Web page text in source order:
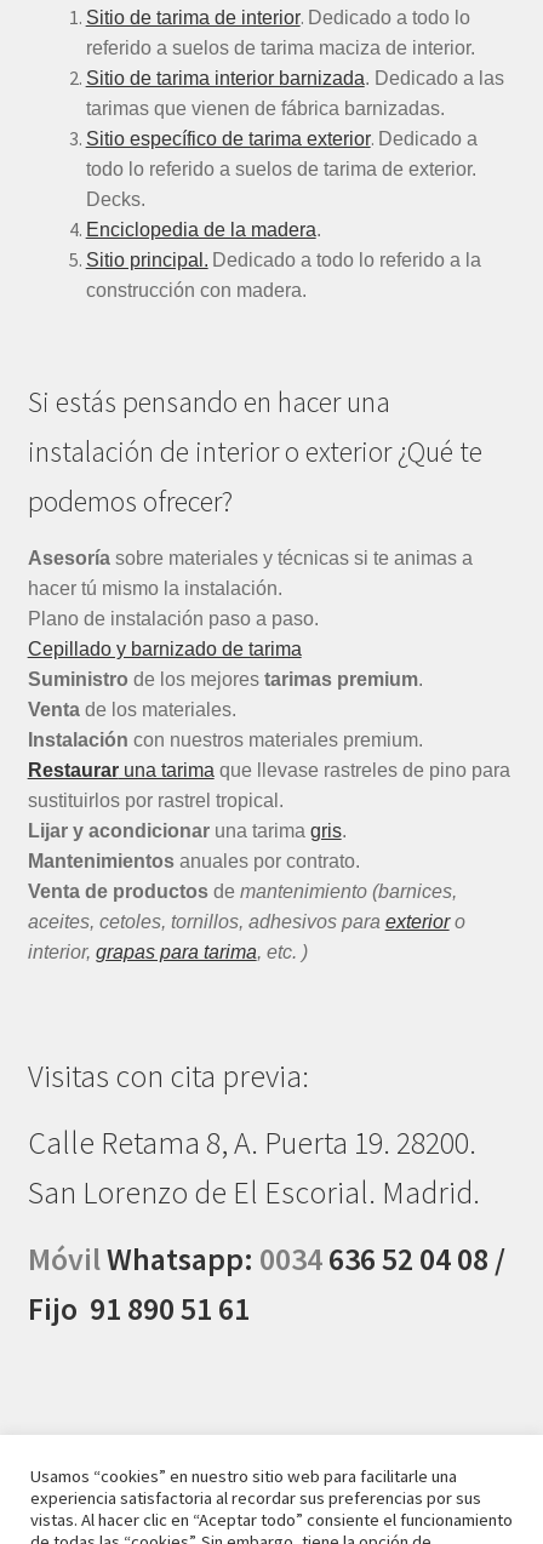
Sitio de tarima de interior. Dedicado a todo lo
referido a suelos de tarima maciza de interior.
Sitio de tarima interior barnizada. Dedicado a las
tarimas que vienen de fábrica barnizadas.
Sitio específico de tarima exterior. Dedicado a
todo lo referido a suelos de tarima de exterior.
Decks.
Enciclopedia de la madera.
Sitio principal. Dedicado a todo lo referido a la
construcción con madera.
Si estás pensando en hacer una
instalación de interior o exterior ¿Qué te
podemos ofrecer?
Asesoríasobre materiales y técnicas si te animas a
hacer tú mismo la instalación.
Plano de instalación paso a paso.
Cepillado y barnizado de tarima
Suministro de los mejores tarimas premium.
Ventade los materiales.
Instalación con nuestros materiales premium.
Restauraruna tarima que llevase rastreles de pino para
sustituirlos por rastrel tropical.
Lijar y acondicionaruna tarima gris.
Mantenimientosanuales por contrato.
Venta de productosde mantenimiento (barnices,
aceites, cetoles, tornillos, adhesivos para exterioro
interior, grapas para tarima, etc. )
Visitas con cita previa:
Calle Retama 8, A. Puerta 19. 28200.
San Lorenzo de El Escorial. Madrid.
MóvilWhatsapp: 0034636 52 04 08 /
Fijo 91 890 51 61
© Tienda de tarima de madera maciza tropical 2026
Usamos “cookies” en nuestro sitio web para facilitarle una
experiencia satisfactoria al recordar sus preferencias por sus
vistas. Al hacer clic en “Aceptar todo” consiente el funcionamiento